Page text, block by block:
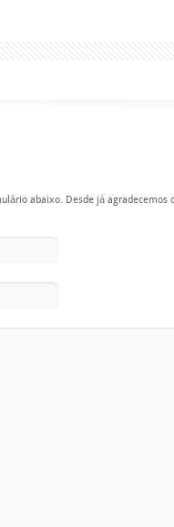
abaixo. Desde já agradecemos